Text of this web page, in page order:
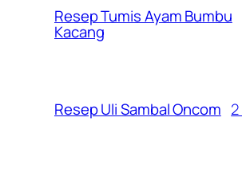
Resep Tumis Ayam Bumbu
Kacang
Resep Uli Sambal Oncom